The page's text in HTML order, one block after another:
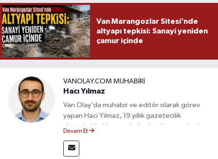
Van Marangozlar Sitesi’nde
altyapı tepkisi: Sanayi yeniden
çamur içinde
VANOLAY.COM MUHABIRI
Hacı Yılmaz
Van Olay’da muhabir ve editör olarak görev
yapan Hacı Yılmaz, 19 yıllık gazetecilik
deneyimiyle Van yerel gündemi başta olmak
takip etmektedir. Editoryal sürece katkı sunan
Devam Et